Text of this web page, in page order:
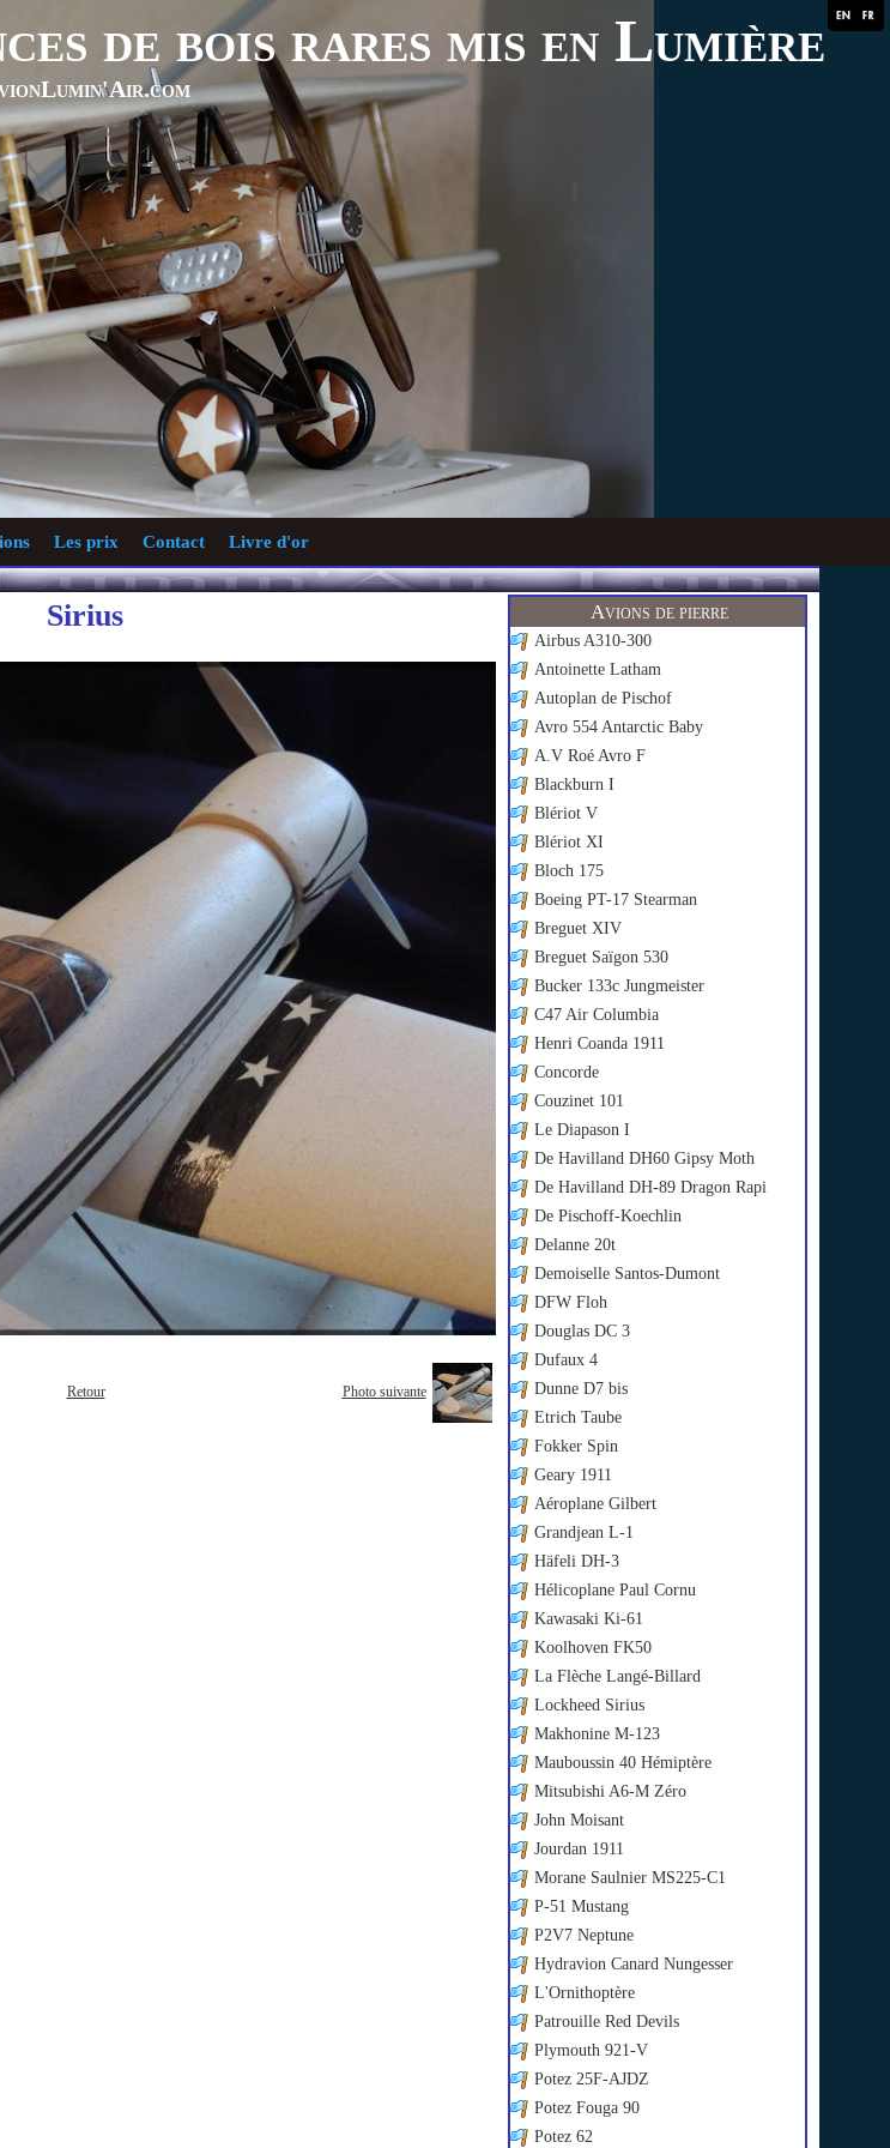
de bois rares mis en Lumière
Les prix Contact Livre d'or
Avions de pierre
Airbus A310-300
Antoinette Latham
Autoplan de Pischof
Avro 554 Antarctic Baby
A.V Roé Avro F
Blackburn I
Blériot V
Blériot XI
Bloch 175
Boeing PT-17 Stearman
Breguet XIV
Breguet Saïgon 530
Bucker 133c Jungmeister
C47 Air Columbia
Henri Coanda 1911
Concorde
Couzinet 101
Le Diapason I
De Havilland DH60 Gipsy Moth
De Havilland DH-89 Dragon Rapi
De Pischoff-Koechlin
Delanne 20t
Demoiselle Santos-Dumont
DFW Floh
Douglas DC 3
Dufaux 4
Dunne D7 bis
Etrich Taube
Fokker Spin
Geary 1911
Aéroplane Gilbert
Grandjean L-1
Häfeli DH-3
Hélicoplane Paul Cornu
Kawasaki Ki-61
Koolhoven FK50
La Flèche Langé-Billard
Lockheed Sirius
Makhonine M-123
Mauboussin 40 Hémiptère
Mitsubishi A6-M Zéro
John Moisant
Jourdan 1911
Morane Saulnier MS225-C1
P-51 Mustang
P2V7 Neptune
Hydravion Canard Nungesser
L'Ornithoptère
Patrouille Red Devils
Plymouth 921-V
Potez 25F-AJDZ
Potez Fouga 90
Potez 62
Sirius
Retour Photo suivante